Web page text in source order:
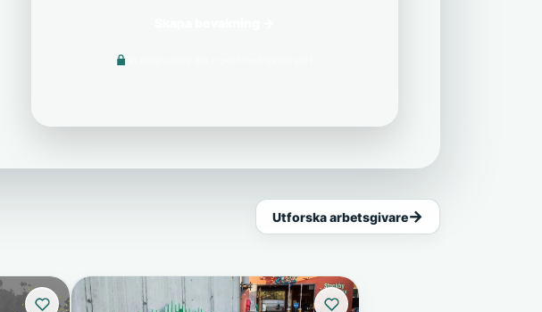
Utforska arbetsgivare